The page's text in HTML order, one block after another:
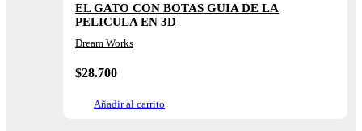
EL GATO CON BOTAS GUIA DE LA
PELICULA EN 3D
Dream Works
$28.700
Añadir al carrito